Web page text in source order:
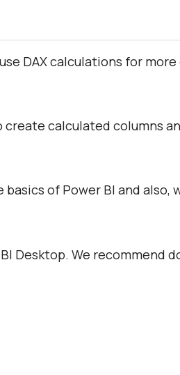
DAX calculations for
calculated columns
of Power BI and
Desktop. We